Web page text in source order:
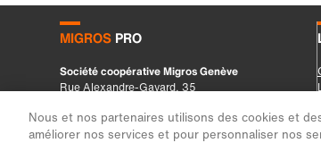
Nous et nos partenaires utilisons des cookies et
améliorer nos services et pour personnaliser nos